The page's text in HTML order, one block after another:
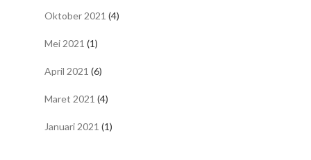
Oktober 2021 (4)
Mei 2021 (1)
April 2021 (6)
Maret 2021 (4)
Januari 2021 (1)